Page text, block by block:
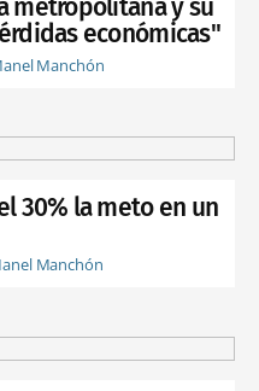
metropolitana y su
económicas"
Manchón
30% la meto en un
Manchón